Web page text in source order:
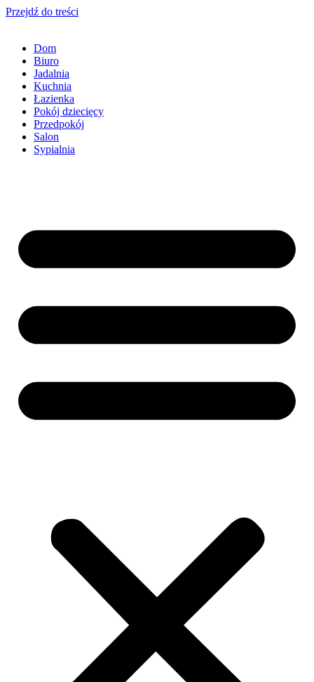
Przejdź do treści
Dom
Biuro
Jadalnia
Kuchnia
Łazienka
Pokój dziecięcy
Przedpokój
Salon
Sypialnia